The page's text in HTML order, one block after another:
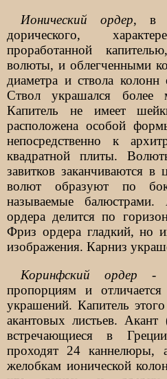
Ионический ордер, в
дорического,
проработанной
волюты, и облегченными
диаметра и ствола колонн
Ствол украшался более
Капитель не имеет
расположена особой
непосредственно к
квадратной плиты.
завитков заканчиваются в
волют образуют по
называемые балюстрами.
ордера делится по
Фриз ордера гладкий, но
изображения. Карниз
Коринфский ордер -
пропорциям и
украшений. Капитель
акантовых листьев. Акант
встречающиеся в
проходят 24 каннелюры,
желобкам ионической